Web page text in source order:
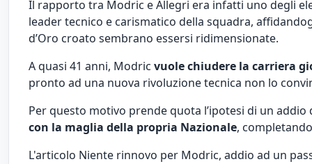
Il rapporto tra Modric e Allegri era infatti uno degli
leader tecnico e carismatico della squadra,
d’Oro croato sembrano essersi ridimensionate.
A quasi 41 anni, Modric vuole chiudere la carriera
pronto ad una nuova rivoluzione tecnica non lo
Per questo motivo prende quota l’ipotesi di un
con la maglia della propria Nazionale,
L'articolo Niente rinnovo per Modric, addio ad un